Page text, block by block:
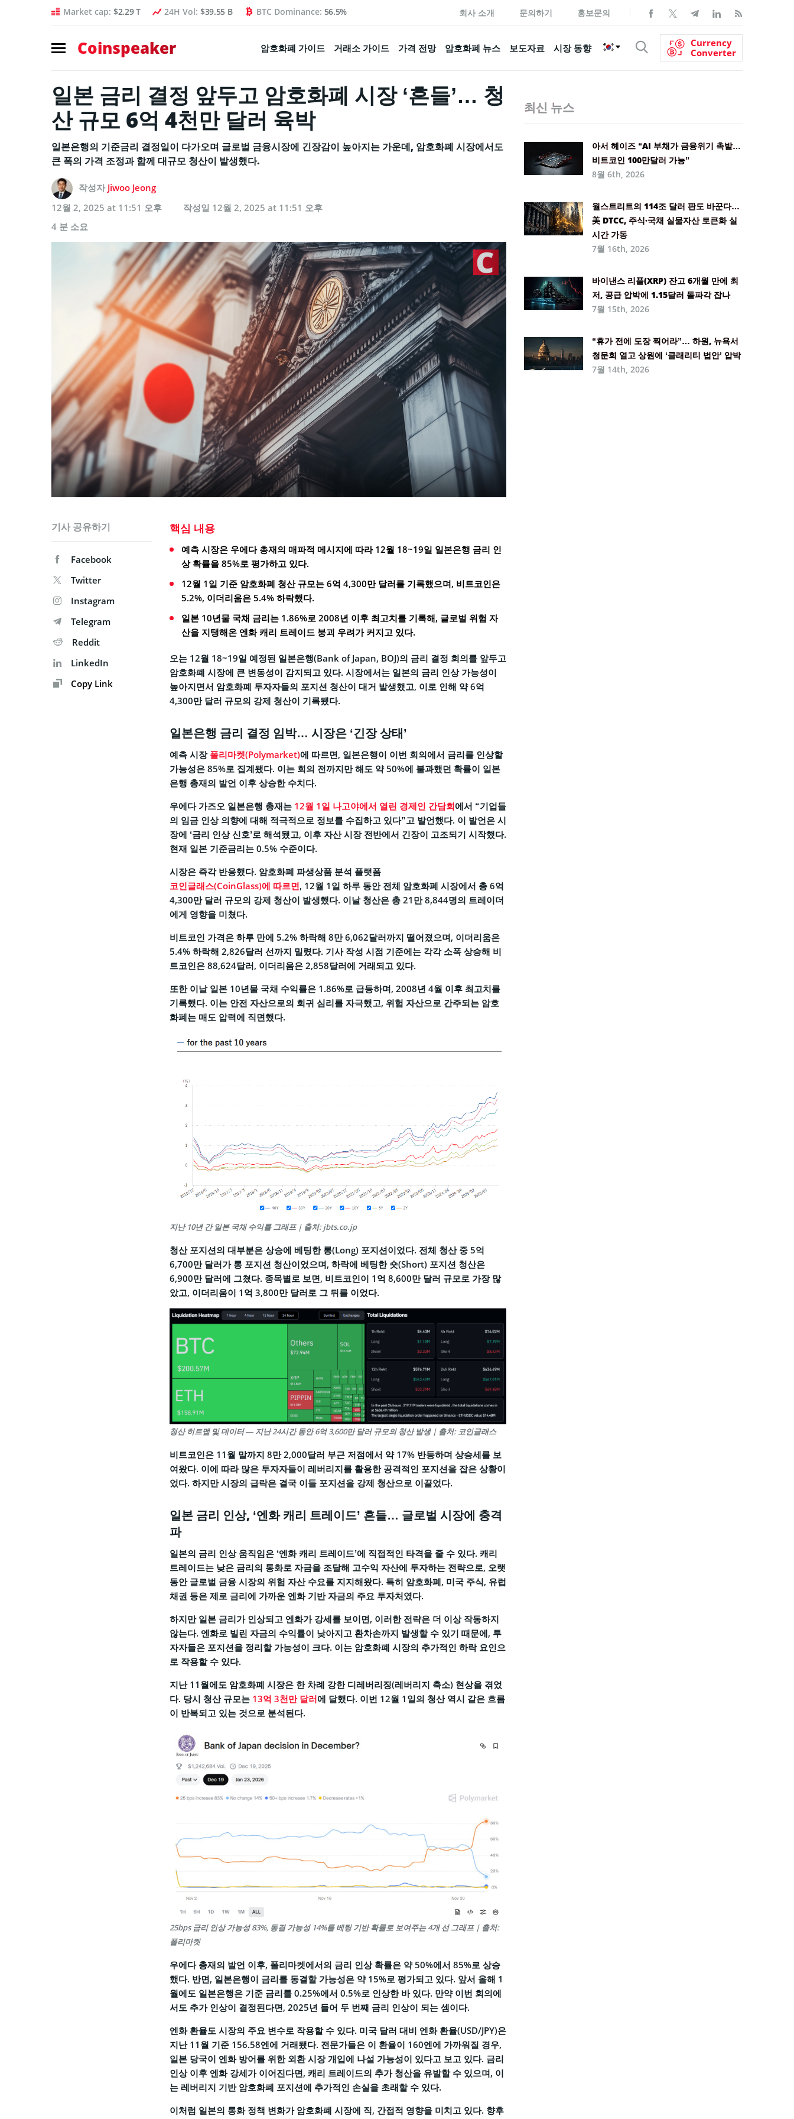
Market cap: $2.29 T 24H Vol: $39.55 B BTC Dominance: 56.5% 회사 소개 문의하기 홍보문의
Coinspeaker 암호화폐 가이드 거래소 가이드 가격 전망 암호화폐 뉴스 보도자료 시장 동향
Currency
Converter
일본 금리 결정 앞두고 암호화폐 시장 ‘흔들’… 청
산 규모 6억 4천만 달러 육박
일본은행의 기준금리 결정일이 다가오며 글로벌 금융시장에 긴장감이 높아지는 가운데, 암호화폐 시장에서도
큰 폭의 가격 조정과 함께 대규모 청산이 발생했다.
작성자 Jiwoo Jeong
12월 2, 2025 at 11:51 오후
작성일 12월 2, 2025 at 11:51 오후
4 분 소요
기사 공유하기
Facebook
Twitter
Instagram
Telegram
Reddit
LinkedIn
Copy Link
핵심 내용
예측 시장은 우에다 총재의 매파적 메시지에 따라 12월 18~19일 일본은행 금리 인
상 확률을 85%로 평가하고 있다.
12월 1일 기준 암호화폐 청산 규모는 6억 4,300만 달러를 기록했으며, 비트코인은
5.2%, 이더리움은 5.4% 하락했다.
일본 10년물 국채 금리는 1.86%로 2008년 이후 최고치를 기록해, 글로벌 위험 자
산을 지탱해온 엔화 캐리 트레이드 붕괴 우려가 커지고 있다.
오는 12월 18~19일 예정된 일본은행(Bank of Japan, BOJ)의 금리 결정 회의를 앞두고
암호화폐 시장에 큰 변동성이 감지되고 있다. 시장에서는 일본의 금리 인상 가능성이
높아지면서 암호화폐 투자자들의 포지션 청산이 대거 발생했고, 이로 인해 약 6억
4,300만 달러 규모의 강제 청산이 기록됐다.
일본은행 금리 결정 임박… 시장은 ‘긴장 상태’
예측 시장 폴리마켓(Polymarket)에 따르면, 일본은행이 이번 회의에서 금리를 인상할
가능성은 85%로 집계됐다. 이는 회의 전까지만 해도 약 50%에 불과했던 확률이 일본
은행 총재의 발언 이후 상승한 수치다.
우에다 가즈오 일본은행 총재는 12월 1일 나고야에서 열린 경제인 간담회에서 “기업들
의 임금 인상 의향에 대해 적극적으로 정보를 수집하고 있다”고 발언했다. 이 발언은 시
장에 ‘금리 인상 신호’로 해석됐고, 이후 자산 시장 전반에서 긴장이 고조되기 시작했다.
현재 일본 기준금리는 0.5% 수준이다.
시장은 즉각 반응했다. 암호화폐 파생상품 분석 플랫폼
코인글래스(CoinGlass)에 따르면, 12월 1일 하루 동안 전체 암호화폐 시장에서 총 6억
4,300만 달러 규모의 강제 청산이 발생했다. 이날 청산은 총 21만 8,844명의 트레이더
에게 영향을 미쳤다.
비트코인 가격은 하루 만에 5.2% 하락해 8만 6,062달러까지 떨어졌으며, 이더리움은
5.4% 하락해 2,826달러 선까지 밀렸다. 기사 작성 시점 기준에는 각각 소폭 상승해 비
트코인은 88,624달러, 이더리움은 2,858달러에 거래되고 있다.
또한 이날 일본 10년물 국채 수익률은 1.86%로 급등하며, 2008년 4월 이후 최고치를
기록했다. 이는 안전 자산으로의 회귀 심리를 자극했고, 위험 자산으로 간주되는 암호
화폐는 매도 압력에 직면했다.
지난 10년 간 일본 국채 수익률 그래프 | 출처: jbts.co.jp
청산 포지션의 대부분은 상승에 베팅한 롱(Long) 포지션이었다. 전체 청산 중 5억
6,700만 달러가 롱 포지션 청산이었으며, 하락에 베팅한 숏(Short) 포지션 청산은
6,900만 달러에 그쳤다. 종목별로 보면, 비트코인이 1억 8,600만 달러 규모로 가장 많
았고, 이더리움이 1억 3,800만 달러로 그 뒤를 이었다.
청산 히트맵 및 데이터 ― 지난 24시간 동안 6억 3,600만 달러 규모의 청산 발생 | 출처: 코인글래스
비트코인은 11월 말까지 8만 2,000달러 부근 저점에서 약 17% 반등하며 상승세를 보
여왔다. 이에 따라 많은 투자자들이 레버리지를 활용한 공격적인 포지션을 잡은 상황이
었다. 하지만 시장의 급락은 결국 이들 포지션을 강제 청산으로 이끌었다.
일본 금리 인상, ‘엔화 캐리 트레이드’ 흔들… 글로벌 시장에 충격
파
일본의 금리 인상 움직임은 ‘엔화 캐리 트레이드’에 직접적인 타격을 줄 수 있다. 캐리
트레이드는 낮은 금리의 통화로 자금을 조달해 고수익 자산에 투자하는 전략으로, 오랫
동안 글로벌 금융 시장의 위험 자산 수요를 지지해왔다. 특히 암호화폐, 미국 주식, 유럽
채권 등은 제로 금리에 가까운 엔화 기반 자금의 주요 투자처였다.
하지만 일본 금리가 인상되고 엔화가 강세를 보이면, 이러한 전략은 더 이상 작동하지
않는다. 엔화로 빌린 자금의 수익률이 낮아지고 환차손까지 발생할 수 있기 때문에, 투
자자들은 포지션을 정리할 가능성이 크다. 이는 암호화폐 시장의 추가적인 하락 요인으
로 작용할 수 있다.
지난 11월에도 암호화폐 시장은 한 차례 강한 디레버리징(레버리지 축소) 현상을 겪었
다. 당시 청산 규모는 13억 3천만 달러에 달했다. 이번 12월 1일의 청산 역시 같은 흐름
이 반복되고 있는 것으로 분석된다.
25bps 금리 인상 가능성 83%, 동결 가능성 14%를 베팅 기반 확률로 보여주는 4개 선 그래프 | 출처:
폴리마켓
우에다 총재의 발언 이후, 폴리마켓에서의 금리 인상 확률은 약 50%에서 85%로 상승
했다. 반면, 일본은행이 금리를 동결할 가능성은 약 15%로 평가되고 있다. 앞서 올해 1
월에도 일본은행은 기준 금리를 0.25%에서 0.5%로 인상한 바 있다. 만약 이번 회의에
서도 추가 인상이 결정된다면, 2025년 들어 두 번째 금리 인상이 되는 셈이다.
엔화 환율도 시장의 주요 변수로 작용할 수 있다. 미국 달러 대비 엔화 환율(USD/JPY)은
지난 11월 기준 156.58엔에 거래됐다. 전문가들은 이 환율이 160엔에 가까워질 경우,
일본 당국이 엔화 방어를 위한 외환 시장 개입에 나설 가능성이 있다고 보고 있다. 금리
인상 이후 엔화 강세가 이어진다면, 캐리 트레이드의 추가 청산을 유발할 수 있으며, 이
는 레버리지 기반 암호화폐 포지션에 추가적인 손실을 초래할 수 있다.
이처럼 일본의 통화 정책 변화가 암호화폐 시장에 직, 간접적 영향을 미치고 있다. 향후
최신 뉴스
아서 헤이즈 “AI 부채가 금융위기 촉발…
비트코인 100만달러 가능”
8월 6th, 2026
월스트리트의 114조 달러 판도 바꾼다…
美 DTCC, 주식·국채 실물자산 토큰화 실
시간 가동
7월 16th, 2026
바이낸스 리플(XRP) 잔고 6개월 만에 최
저, 공급 압박에 1.15달러 돌파각 잡나
7월 15th, 2026
“휴가 전에 도장 찍어라”… 하원, 뉴욕서
청문회 열고 상원에 ‘클래리티 법안’ 압박
7월 14th, 2026